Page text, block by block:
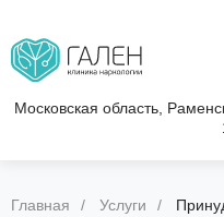
Московская область,
О КЛИНИКЕ
УСЛУГИ
Главная Услуги